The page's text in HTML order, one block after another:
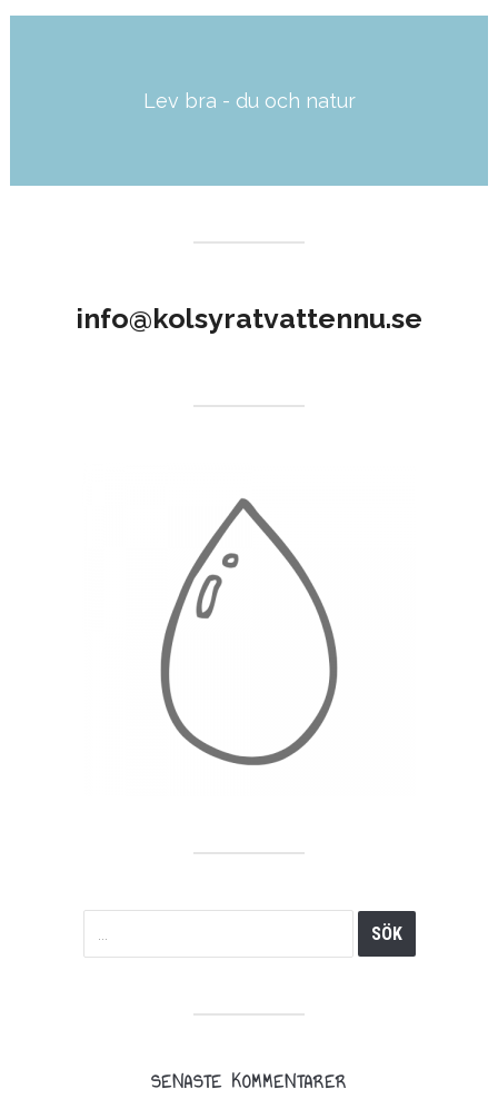
Lev bra - du och natur
Läs mer här
info@kolsyratvattennu.se
SENASTE KOMMENTARER